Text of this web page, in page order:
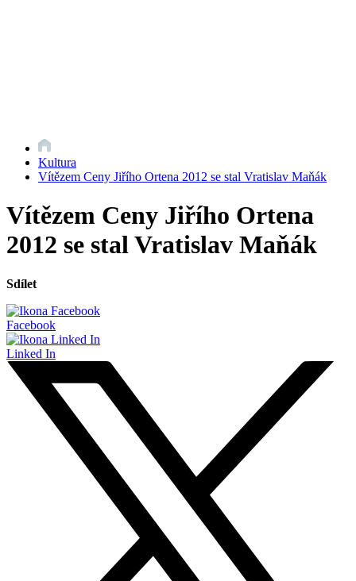
Kultura
Vítězem Ceny Jiřího Ortena 2012 se stal Vratislav Maňák
Vítězem Ceny Jiřího Ortena
2012 se stal Vratislav Maňák
Sdílet
Facebook
Linked In